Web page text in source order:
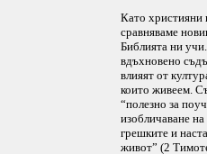
Като християни
сравняваме
Библията ни
вдъхновено
влияят от
които живеем.
“полезно за
изобличаване
грешките и
живот” (2